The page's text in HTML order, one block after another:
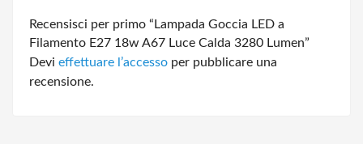
Recensisci per primo “Lampada Goccia LED a
Filamento E27 18w A67 Luce Calda 3280 Lumen”
Devi effettuare l’accesso per pubblicare una
recensione.